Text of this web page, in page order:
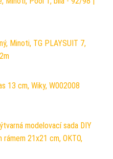
Minoti, TG PLAYSUIT 7,
13 cm, Wiky, W002008
modelovací sada DIY
21x21 cm, OKTO,